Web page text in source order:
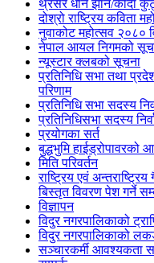
थ्रेसर धान झार्ने/काेदाे
दोश्रो राष्ट्रिय कविता
नुवाकोट महोत्सव २०८०
नेपाल आयल निगमको
न्यूस्टार क्लबको सूचना
प्रतिनिधि सभा तथा
परिणाम
प्रतिनिधि सभा सदस्य
प्रतिनिधिसभा सदस्य
प्रयोगका सर्त
बुद्धभुमि हाईड्रोपावरको
मिति परिवर्तन
राष्ट्रिय एवं
बिस्तृत विवरण पेश गर्ने
विज्ञापन
विदुर नगरपालिकाको
विदुर नगरपालिकाको
सञ्चारकर्मी आवश्यकता